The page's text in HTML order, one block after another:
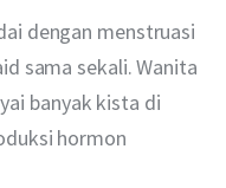
dengan menstruasi
sama sekali. Wanita
banyak kista di
hormon